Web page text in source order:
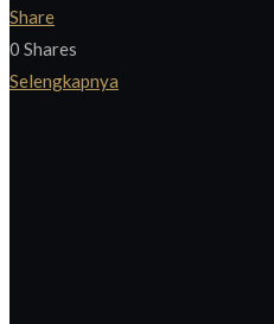
Share
0 Shares
Selengkapnya